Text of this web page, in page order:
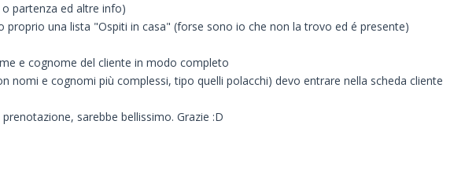
partenza ed altre info)
una lista "Ospiti in casa" (forse sono io che non la trovo ed é presente)
e cognome del cliente in modo completo
nomi e cognomi più complessi, tipo quelli polacchi) devo entrare nella scheda cliente
sarebbe bellissimo. Grazie :D